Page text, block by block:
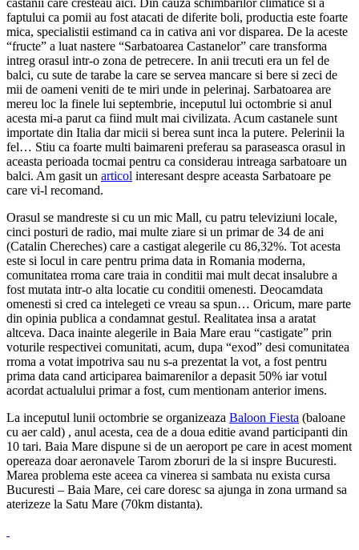
faptului ca pomii au fost atacati de diferite boli, productia este foarte
mica, specialistii estimand ca in cativa ani vor disparea. De la aceste
“fructe” a luat nastere “Sarbatoarea Castanelor” care transforma
intreg orasul intr-o zona de petrecere. In anii trecuti era un fel de
balci, cu sute de tarabe la care se servea mancare si bere si zeci de
mii de oameni veniti de te miri unde in pelerinaj. Sarbatoarea are
mereu loc la finele lui septembrie, inceputul lui octombrie si anul
acesta mi-a parut ca fiind mult mai civilizata. Acum castanele sunt
importate din Italia dar micii si berea sunt inca la putere. Pelerinii la
fel… Stiu ca foarte multi baimareni preferau sa paraseasca orasul in
aceasta perioada tocmai pentru ca considerau intreaga sarbatoare un
balci. Am gasit un articol interesant despre aceasta Sarbatoare pe
care vi-l recomand.
Orasul se mandreste si cu un mic Mall, cu patru televiziuni locale,
cinci posturi de radio, mai multe ziare si un primar de 34 de ani
(Catalin Chereches) care a castigat alegerile cu 86,32%. Tot acesta
este si locul in care pentru prima data in Romania moderna,
comunitatea rroma care traia in conditii mai mult decat insalubre a
fost mutata intr-o alta locatie cu conditii omenesti. Deocamdata
omenesti si cred ca intelegeti ce vreau sa spun… Oricum, mare parte
din opinia publica a condamnat gestul. Realitatea insa a aratat
altceva. Daca inainte alegerile in Baia Mare erau “castigate” prin
voturile respectivei comunitati, acum, dupa “exod” desi comunitatea
rroma a votat impotriva sau nu s-a prezentat la vot, a fost pentru
prima data cand articiparea baimarenilor a depasit 50% iar votul
acordat actualului primar a fost, cum mentionam anterior imens.
La inceputul lunii octombrie se organizeaza Baloon Fiesta (baloane
cu aer cald) , anul acesta, cea de a doua editie avand participanti din
10 tari. Baia Mare dispune si de un aeroport pe care in acest moment
opereaza doar aeronavele Tarom zboruri de la si inspre Bucuresti.
Marea problema este aceea ca vinerea si sambata nu exista cursa
Bucuresti – Baia Mare, cei care doresc sa ajunga in zona urmand sa
aterizeze la Satu Mare (70km distanta).